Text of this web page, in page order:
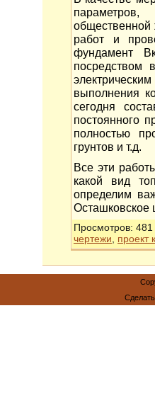
общественной
работ и
фундамент
посредством
выполнения
сегодня
постоянного
полностью
грунтов и т.д.
Все эти
какой вид
определим
Осташковское
Просмотров:
чертежи
проект